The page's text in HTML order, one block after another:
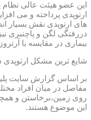
این عضو هیئت عالی
ارتوپدی پرداخته و می
های ارتوپدی نقش بسیار
دررفتگی لگن و پاچنبری
بیماری در مقایسه با
شایع ترین مشکل ارتوپدی
بر اساس گزارش سایت
مفاصل در میان افراد
روی زمین،برخاستن و
این موضوع هستند.